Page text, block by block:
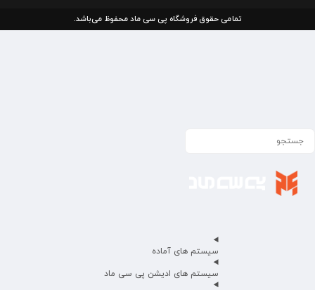
تمامی حقوق فروشگاه پی سی ماد محفوظ می‌باشد.
سیستم های آماده
سیستم های ادیشن پی سی ماد